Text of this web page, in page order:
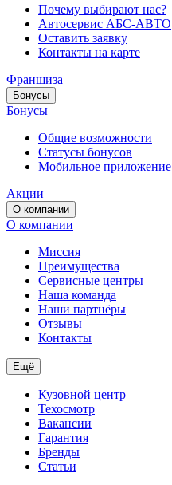
Почему выбирают нас?
Автосервис АБС-АВТО
Оставить заявку
Контакты на карте
Франшиза
Бонусы
Бонусы
Общие возможности
Статусы бонусов
Мобильное приложение
Акции
О компании
О компании
Миссия
Преимущества
Сервисные центры
Наша команда
Наши партнёры
Отзывы
Контакты
Ещё
Кузовной центр
Техосмотр
Вакансии
Гарантия
Бренды
Статьи